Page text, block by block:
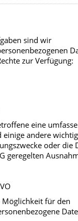
sind wir
zur Verfügung:
eine
einige andere
oder die
geregelten
Möglichkeit für den